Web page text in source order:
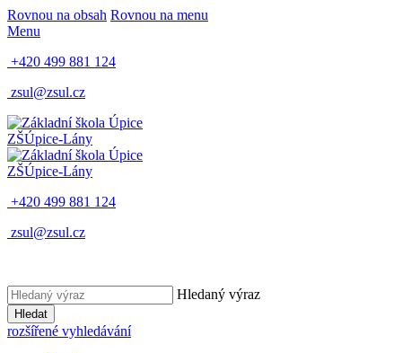
Rovnou na obsah Rovnou na menu
Menu
+420 499 881 124
zsul@zsul.cz
ZŠÚpice-Lány
ZŠÚpice-Lány
+420 499 881 124
zsul@zsul.cz
Hledaný výraz
Hledat
rozšířené vyhledávání